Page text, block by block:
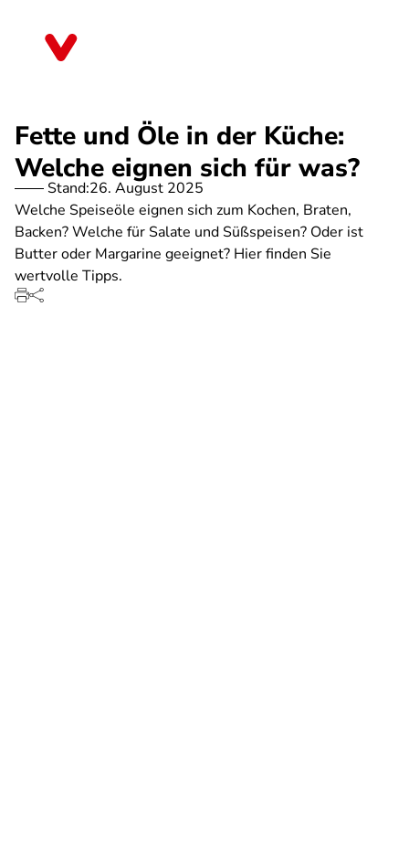
Fette und Öle in der Küche:
Welche eignen sich für was?
Stand:26. August 2025
Welche Speiseöle eignen sich zum Kochen, Braten,
Backen? Welche für Salate und Süßspeisen? Oder ist
Butter oder Margarine geeignet? Hier finden Sie
wertvolle Tipps.